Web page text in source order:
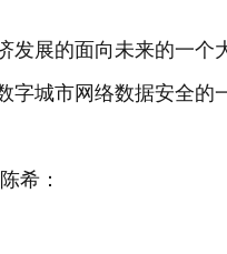
发展的面向未来的一个
城市网络数据安全的
希：